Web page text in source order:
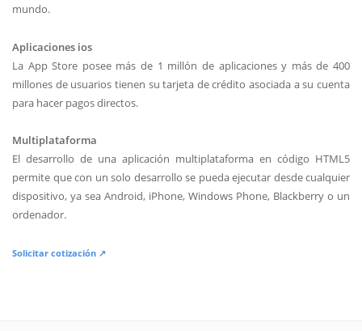
mundo.
Aplicaciones ios
La App Store posee más de 1 millón de aplicaciones y más de 400
millones de usuarios tienen su tarjeta de crédito asociada a su cuenta
para hacer pagos directos.
Multiplataforma
El desarrollo de una aplicación multiplataforma en código HTML5
permite que con un solo desarrollo se pueda ejecutar desde cualquier
dispositivo, ya sea Android, iPhone, Windows Phone, Blackberry o un
ordenador.
Solicitar cotización ↗